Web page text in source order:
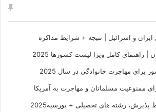
و اسرائیل | نتیجه + شرایط مذاکره
کامل ویزا لیست کشورها 2025
برای مهاجرت خانوادگی در سال 2025
ممنوعیت مسلمانان و مهاجرت به آمریکا
پذیرش، رشته های تحصیلی + بورسیه2025